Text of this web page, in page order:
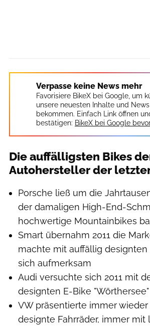
Verpasse keine News mehr
Favorisiere BikeX bei Google, um
unsere neuesten Inhalte und
bekommen. Einfach Link öffnen
bestätigen: BikeX bei Google
Die auffälligsten Bikes
Autohersteller der
Porsche ließ um die
der damaligen High-End-
hochwertige Mountainbikes
Smart übernahm 2011 die
machte mit auffällig designten
sich aufmerksam
Audi versuchte sich 2011 mit
designten E-Bike "Wörthersee"
VW präsentierte immer
designte Fahrräder, immer mit